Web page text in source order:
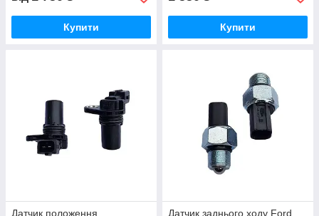
Купити Купити
Датчик положення
Датчик заднього ходу Ford